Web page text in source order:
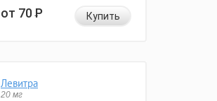
от 70Р Купить
Левитра
20 мг